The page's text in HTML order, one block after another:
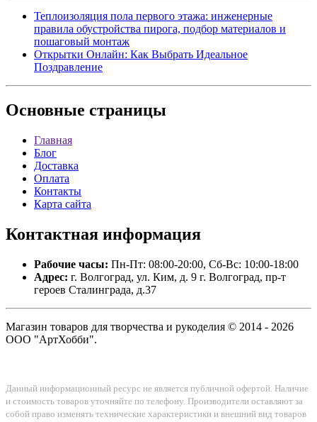
Теплоизоляция пола первого этажа: инженерные
правила обустройства пирога, подбор материалов и
пошаговый монтаж
Открытки Онлайн: Как Выбрать Идеальное
Поздравление
Основные страницы
Главная
Блог
Доставка
Оплата
Контакты
Карта сайта
Контактная информация
Рабочие часы: Пн-Пт: 08:00-20:00, Сб-Вс: 10:00-18:00
Адрес: г. Волгоград, ул. Ким, д. 9 г. Волгоград, пр-т
героев Сталинграда, д.37
Магазин товаров для творчества и рукоделия © 2014 - 2026
ООО "АртХобби".
Данный информационный ресурс не является публичной офертой. Наличие
и стоимость товаров уточняйте по телефону. Производители оставляют за
собой право изменять технические характеристики и внешний вид товаров